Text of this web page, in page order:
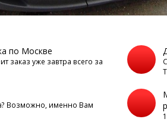
по Москве
заказ уже завтра всего за
Возможно, именно Вам